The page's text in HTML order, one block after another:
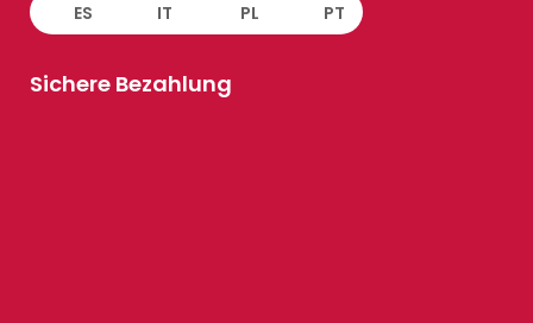
ES IT PL PT
Sichere Bezahlung